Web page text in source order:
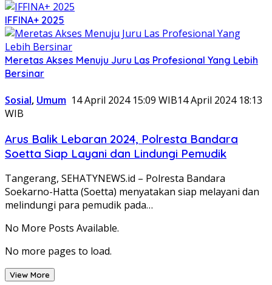
IFFINA+ 2025
Meretas Akses Menuju Juru Las Profesional Yang Lebih
Bersinar
Sosial, Umum 14 April 2024 15:09 WIB14 April 2024 18:13
WIB
Arus Balik Lebaran 2024, Polresta Bandara
Soetta Siap Layani dan Lindungi Pemudik
Tangerang, SEHATYNEWS.id – Polresta Bandara
Soekarno-Hatta (Soetta) menyatakan siap melayani dan
melindungi para pemudik pada…
No More Posts Available.
No more pages to load.
View More